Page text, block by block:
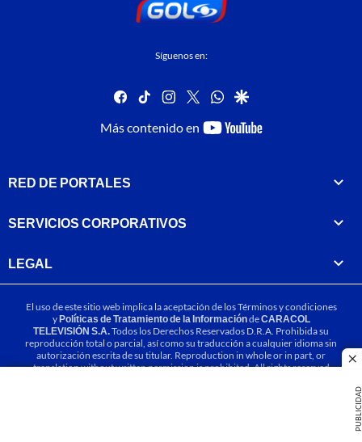
PUBLICIDAD
Síguenos en:
facebook
tiktok instagram
twitterwhatsapp
google
Más contenido en
youtube-
RED DE PORTALES
SERVICIOS CORPORATIVOS
LEGAL
El uso de este sitio web implica la aceptación de losTérminos y condiciones
yPolíticas de Tratamiento de la InformacióndeCARACOL
TELEVISIÓN S.A.Todos los Derechos Reservados D.R.A. Prohibida su
reproducción total o parcial, así como su traducción a cualquier idioma sin
autorización escrita de su titular. Reproduction in whole or in part, or
translation without written permission is prohibited. All rights reserved